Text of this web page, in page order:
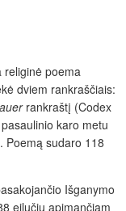
religinė poema
dviem rankraščiais:
rankraštį (Codex
karo metu
Poemą sudaro 118
Išganymo
eilučių apimančiam